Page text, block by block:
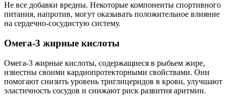
Не все добавки вредны. Некоторые компоненты спортивного
питания, напротив, могут оказывать положительное влияние
на сердечно-сосудистую систему.
Омега-3 жирные кислоты
Омега-3 жирные кислоты, содержащиеся в рыбьем жире,
известны своими кардиопротекторными свойствами. Они
помогают снизить уровень триглицеридов в крови, улучшают
эластичность сосудов и снижают риск развития аритмии.